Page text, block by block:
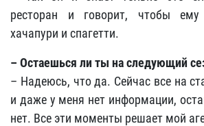
ресторан и говорит, чтобы
хачапури и спагетти.
– Остаешься ли ты на следующий
– Надеюсь, что да. Сейчас все на
и даже у меня нет информации,
нет. Все эти моменты решает мой